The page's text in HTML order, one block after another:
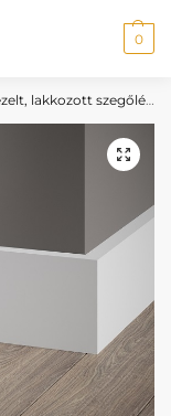
0
lakkozott szegőlécek